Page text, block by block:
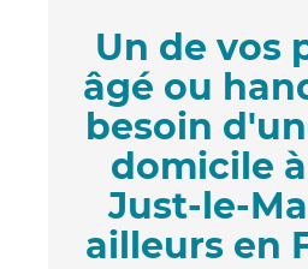
Un de vos
âgé ou
besoin
domicile
Just-le-
ailleurs en